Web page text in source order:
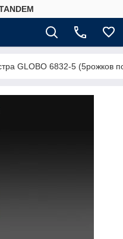
GLOBO 6832-5 (5рожков